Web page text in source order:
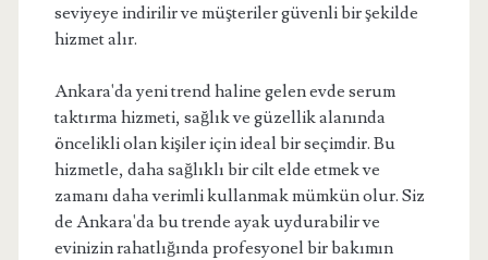
seviyeye indirilir ve müşteriler güvenli bir şekilde
hizmet alır.
Ankara'da yeni trend haline gelen evde serum
taktırma hizmeti, sağlık ve güzellik alanında
öncelikli olan kişiler için ideal bir seçimdir. Bu
hizmetle, daha sağlıklı bir cilt elde etmek ve
zamanı daha verimli kullanmak mümkün olur. Siz
de Ankara'da bu trende ayak uydurabilir ve
evinizin rahatlığında profesyonel bir bakımın